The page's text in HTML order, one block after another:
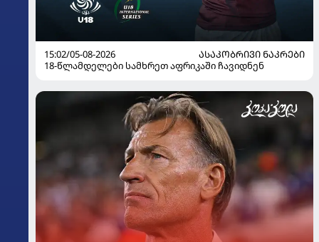
15:02/05-08-2026
ᲐᲡᲐᲙᲝᲑᲠᲘᲕᲘ ᲜᲐᲙᲠᲔᲑᲘ
18-წლამდელები სამხრეთ აფრიკაში ჩავიდნენ